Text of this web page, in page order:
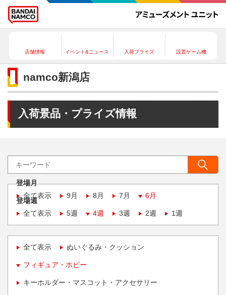
店舗情報 イベント&ニュース 入荷プライズ 設置ゲーム機
namco新潟店
入荷景品・プライズ情報
登場月
全て表示
9月 8月 7月 6月
登場週
全て表示
5週 4週 3週 2週 1週
全て表示 ぬいぐるみ・クッション
フィギュア・ホビー
キーホルダー・マスコット・アクセサリー